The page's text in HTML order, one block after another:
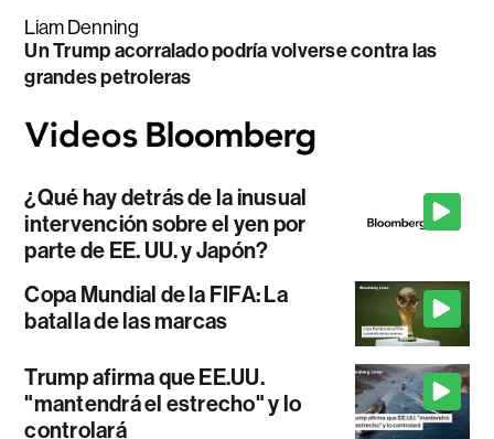
Liam Denning
Un Trump acorralado podría volverse contra las
grandes petroleras
¿Qué hay detrás de la inusual
intervención sobre el yen por
parte de EE. UU. y Japón?
Copa Mundial de la FIFA: La
batalla de las marcas
Trump afirma que EE.UU.
"mantendrá el estrecho" y lo
controlará